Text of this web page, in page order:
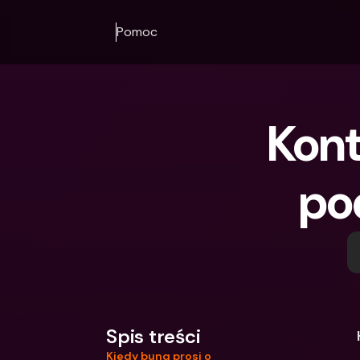
Pomoc
Spis treści
Kiedy bunq prosi o